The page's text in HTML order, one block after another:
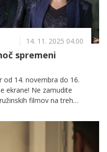
14. 11. 2025 04.00
spremeni
od 14. novembra do 16.
ekrane! Ne zamudite
filmov na treh